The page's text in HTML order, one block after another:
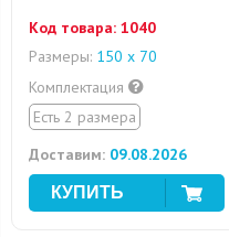
Код товара: 1040
Размеры: 150 х 70
Комплектация
Есть 2 размера
Доставим: 09.08.2026